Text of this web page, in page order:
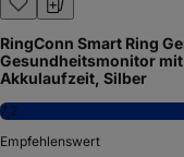
RingConn Smart Ring
Gesundheitsmonitor mit
Akkulaufzeit, Silber
7,2
Empfehlenswert